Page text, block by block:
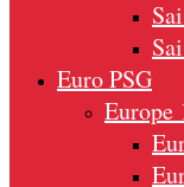
Euro PSG
Europe